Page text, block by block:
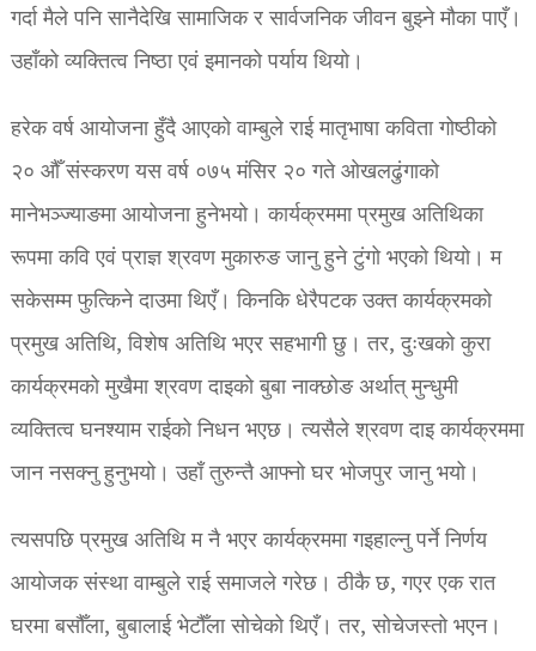
गर्दा मैले पनि सानैदेखि सामाजिक र सार्वजनिक जीवन बुझ्ने मौका पाएँ।
उहाँको व्यक्तित्व निष्ठा एवं इमानको पर्याय थियो।
हरेक वर्ष आयोजना हुँदै आएको वाम्बुले राई मातृभाषा कविता गोष्ठीको
२० औँ संस्करण यस वर्ष ०७५ मंसिर २० गते ओखलढुंगाको
मानेभञ्ज्याङमा आयोजना हुनेभयो। कार्यक्रममा प्रमुख अतिथिका
रूपमा कवि एवं प्राज्ञ श्रवण मुकारुङ जानु हुने टुंगो भएको थियो। म
सकेसम्म फुत्किने दाउमा थिएँ। किनकि धेरैपटक उक्त कार्यक्रमको
प्रमुख अतिथि, विशेष अतिथि भएर सहभागी छु। तर, दुःखको कुरा
कार्यक्रमको मुखैमा श्रवण दाइको बुबा नाक्छोङ अर्थात् मुन्धुमी
व्यक्तित्व घनश्याम राईको निधन भएछ। त्यसैले श्रवण दाइ कार्यक्रममा
जान नसक्नु हुनुभयो। उहाँ तुरुन्तै आफ्नो घर भोजपुर जानु भयो।
त्यसपछि प्रमुख अतिथि म नै भएर कार्यक्रममा गइहाल्नु पर्ने निर्णय
आयोजक संस्था वाम्बुले राई समाजले गरेछ। ठीकै छ, गएर एक रात
घरमा बसौँला, बुबालाई भेटौँला सोचेको थिएँ। तर, सोचेजस्तो भएन।